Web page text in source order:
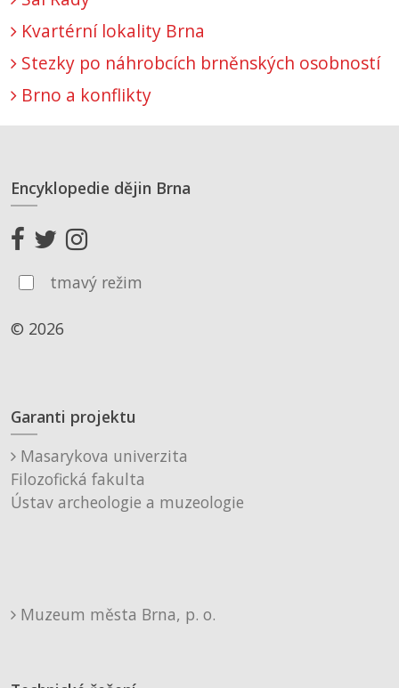
Kvartérní lokality Brna
Stezky po náhrobcích brněnských osobností
Brno a konflikty
Encyklopedie dějin Brna
tmavý režim
© 2026
Garanti projektu
Masarykova univerzita
Filozofická fakulta
Ústav archeologie a muzeologie
Muzeum města Brna, p. o.